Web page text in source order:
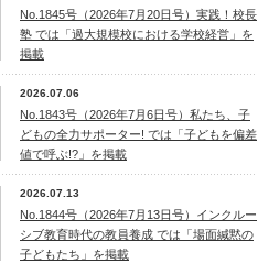
No.1845号（2026年7月20日号）実践！校長
塾 では「過大規模校における学校経営」を
掲載
2026.07.06
No.1843号（2026年7月6日号）私たち、子
どもの全力サポーター! では「子どもを偏差
値で呼ぶ!?」を掲載
2026.07.13
No.1844号（2026年7月13日号）インクルー
シブ教育時代の教員養成 では「場面緘黙の
子どもたち」を掲載